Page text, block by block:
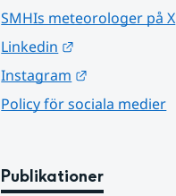
SMHIs meteorologer på X
Linkedin
Instagram
Policy för sociala medier
Publikationer